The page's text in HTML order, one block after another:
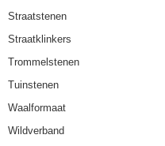
Straatstenen
Straatklinkers
Trommelstenen
Tuinstenen
Waalformaat
Wildverband